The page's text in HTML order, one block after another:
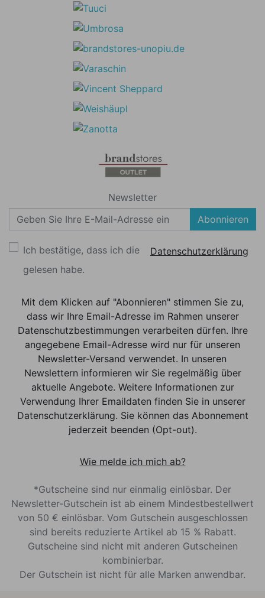
Newsletter
Abonnieren
Ich bestätige, dass ich die
Datenschutzerklärung
gelesen habe.
Mit dem Klicken auf "Abonnieren" stimmen Sie zu,
dass wir Ihre Email-Adresse im Rahmen unserer
Datenschutzbestimmungen verarbeiten dürfen. Ihre
angegebene Email-Adresse wird nur für unseren
Newsletter-Versand verwendet. In unseren
Newslettern informieren wir Sie regelmäßig über
aktuelle Angebote. Weitere Informationen zur
Verwendung Ihrer Emaildaten finden Sie in unserer
Datenschutzerklärung. Sie können das Abonnement
jederzeit beenden (Opt-out).
Wie melde ich mich ab?
*Gutscheine sind nur einmalig einlösbar. Der
Newsletter-Gutschein ist ab einem Mindestbestellwert
von 50 € einlösbar. Vom Gutschein ausgeschlossen
sind bereits reduzierte Artikel ab 15 % Rabatt.
Gutscheine sind nicht mit anderen Gutscheinen
kombinierbar.
Der Gutschein ist nicht für alle Marken anwendbar.